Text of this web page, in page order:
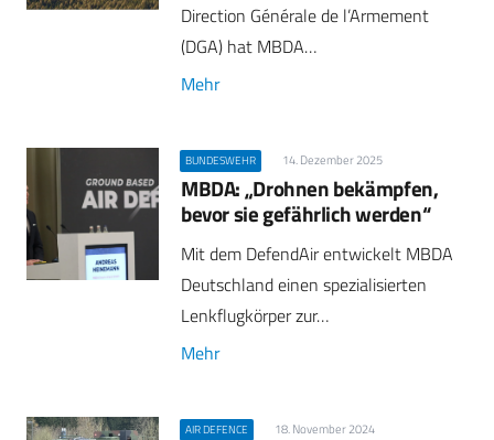
Direction Générale de l’Armement
(DGA) hat MBDA…
Mehr
BUNDESWEHR 14. Dezember 2025
MBDA: „Drohnen bekämpfen,
bevor sie gefährlich werden“
Mit dem DefendAir entwickelt MBDA
Deutschland einen spezialisierten
Lenkflugkörper zur…
Mehr
AIR DEFENCE 18. November 2024